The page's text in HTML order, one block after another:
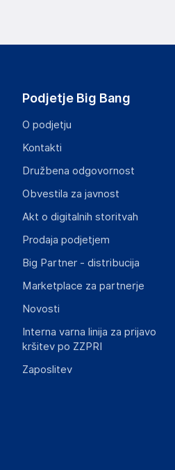
https://b2b.einparts.eu
Gospodarski subjekt s
Poljska
Poljska
Podjetje Big Bang
O podjetju
Kontakti
Družbena odgovornost
Obvestila za javnost
Akt o digitalnih storitvah
Prodaja podjetjem
Big Partner - distribucija
Marketplace za partnerje
Novosti
Interna varna linija za prijavo
kršitev po ZZPRI
Zaposlitev